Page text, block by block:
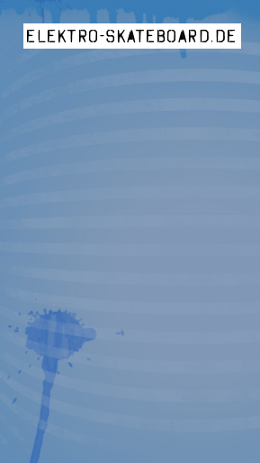
elektro-skateboard.de